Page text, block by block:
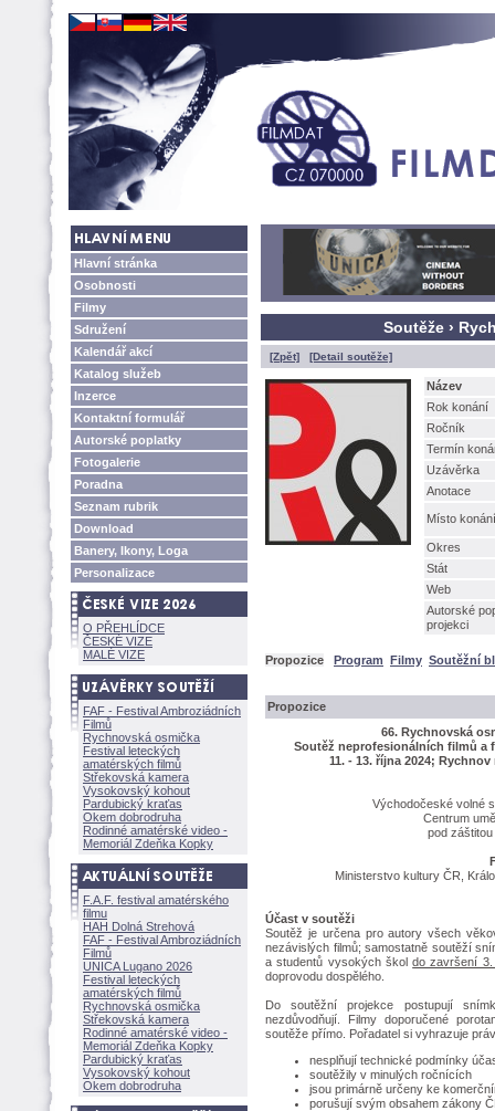
Hlavní stránka
Osobnosti
Filmy
Sdružení
Kalendář akcí
Katalog služeb
Inzerce
Kontaktní formulář
Autorské poplatky
Fotogalerie
Poradna
Seznam rubrik
Download
Banery, Ikony, Loga
Personalizace
O PŘEHLÍDCE
ČESKÉ VIZE
MALÉ VIZE
FAF - Festival Ambroziádních
Filmů
Rychnovská osmička
Festival leteckých
amatérských filmů
Střekovská kamera
Vysokovský kohout
Pardubický kraťas
Okem dobrodruha
Rodinné amatérské video -
Memoriál Zdeňka Kopky
F.A.F. festival amatérského
filmu
HAH Dolná Strehov
FAF - Festival Ambroziádních
Filmů
UNICA Lugano 2026
Festival leteckých
amatérských filmů
Rychnovská osmička
Střekovská kamera
Rodinné amatérské video -
Memoriál Zdeňka Kopky
Pardubický kraťas
Vysokovský kohout
Okem dobrodruha
Soutěže ›
[Zpět] [Detail soutěže]
Název
Rok konání
Ročník
Termín
Uzávěrka
Anotace
Místo konání
Okres
Stát
Web
Autorské
projekci
Propozice Program Filmy Soutěžní
Propozice
66. Rychnovská
Soutěž neprofesionálních filmů a
11. - 13. října 2024;
Východočeské volné
Centrum
pod
Ministerstvo kultury ČR,
Účast v soutěži
Soutěž je určena pro autory všech
nezávislých filmů; samostatně soutěží
a studentů vysokých školdo završení
doprovodu dospělého.
Do soutěžní projekce postupují
nezdůvodňují. Filmy doporučené
soutěže přímo. Pořadatel si vyhrazuje
nesplňují technické podmínky
soutěžily v minulých ročnících
jsou primárně určeny ke
porušují svým obsahem zákony